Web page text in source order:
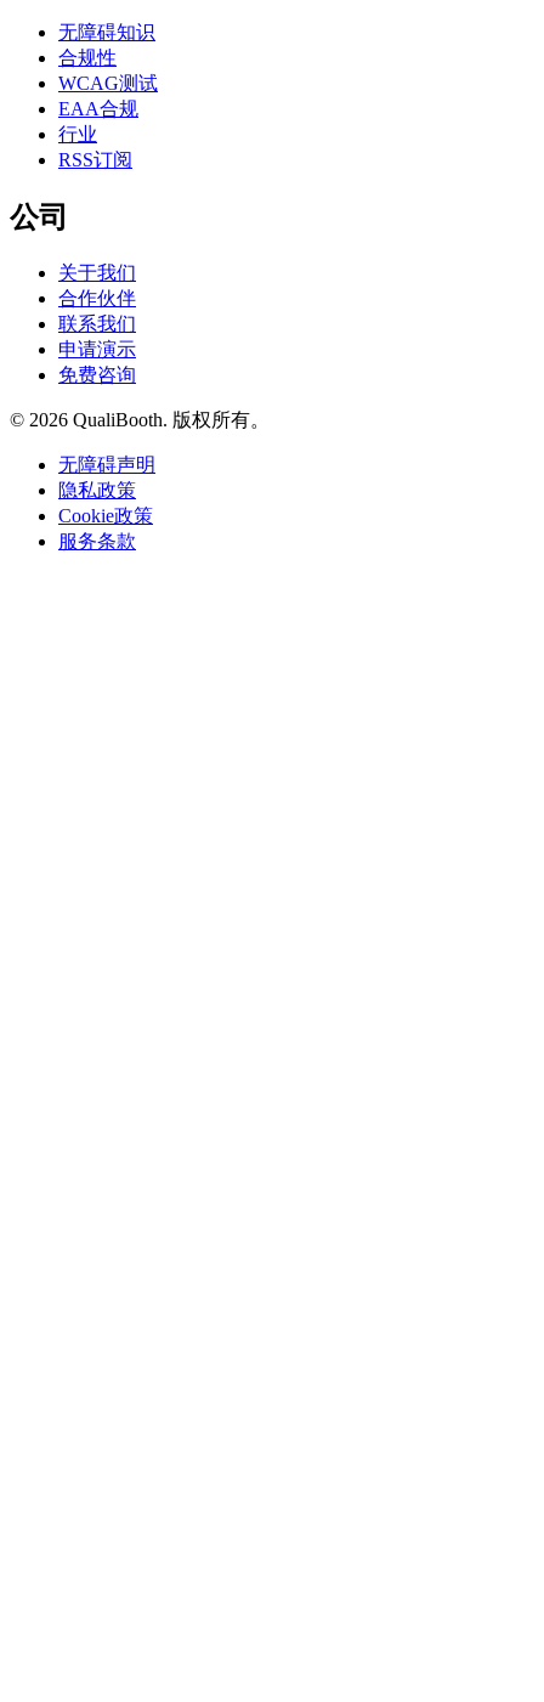
无障碍知识
合规性
WCAG测试
EAA合规
行业
RSS订阅
公司
关于我们
合作伙伴
联系我们
申请演示
免费咨询
© 2026 QualiBooth. 版权所有。
无障碍声明
隐私政策
Cookie政策
服务条款